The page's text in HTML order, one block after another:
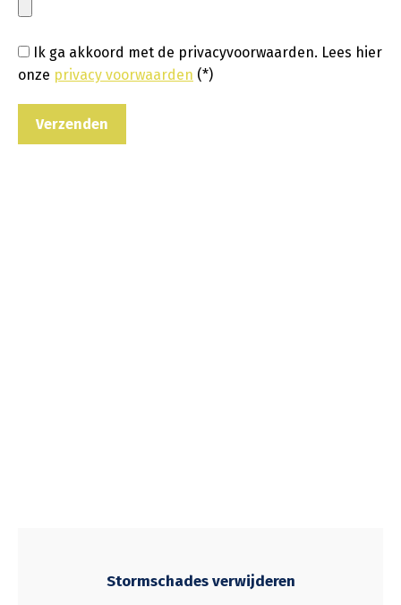
Ik ga akkoord met de privacyvoorwaarden. Lees hier
onze privacy voorwaarden (*)
Stormschades verwijderen